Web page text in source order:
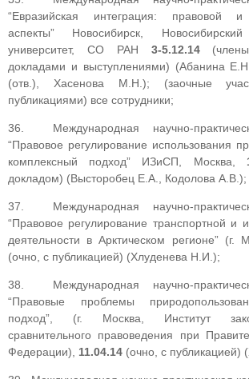
“Евразийская интеграция: правовой и
аспекты” Новосибирск, Новосибирский
университет, СО РАН 3-5.12.14(члены
докладами и выступлениями) (Абанина
(отв.), Хасенова М.Н.); (заочные
публикациями) все сотрудники;
36. Международная научно-
“Правовое регулирование использования
комплексный подход” ИЗиСП, Москва,
докладом) (Высторобец Е.А., Кодолова А.В.);
37. Международная научно-
“Правовое регулирование транспортной и
деятельности в Арктическом регионе” (г.
(очно, с публикацией) (Хлуденева Н.И.);
38. Международная научно-
“Правовые проблемы
подход”, (г. Москва, Институт
сравнительного правоведения при
Федерации), 11.04.14 (очно, с публикацией)